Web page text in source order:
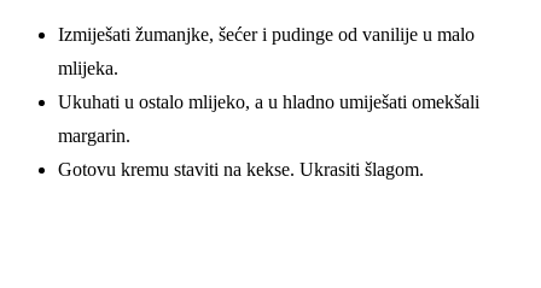
Izmiješati žumanjke, šećer i pudinge od vanilije u malo
mlijeka.
Ukuhati u ostalo mlijeko, a u hladno umiješati omekšali
margarin.
Gotovu kremu staviti na kekse. Ukrasiti šlagom.